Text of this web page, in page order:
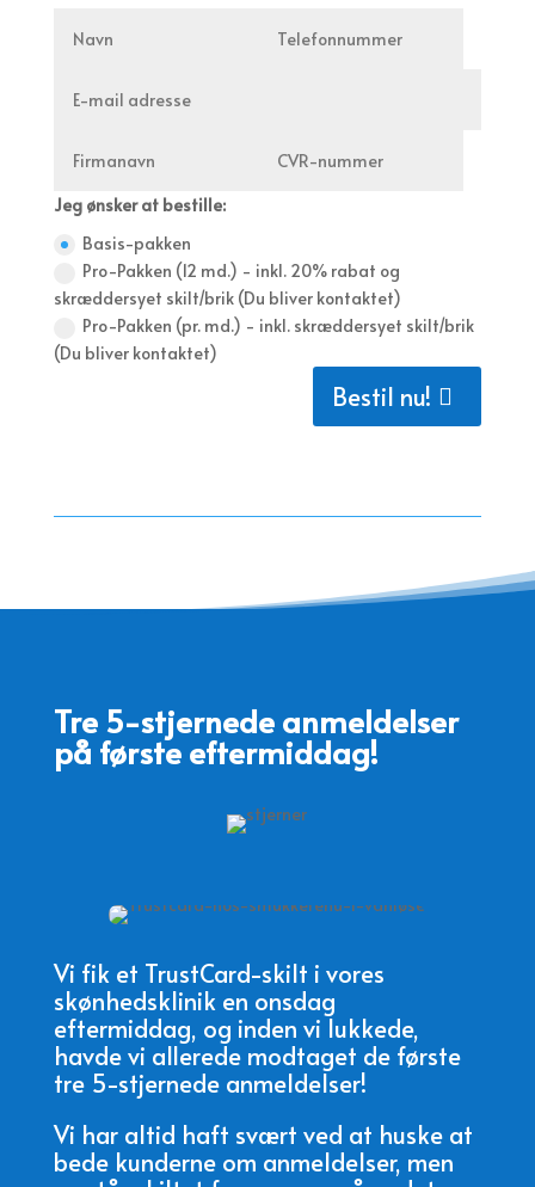
Jeg ønsker at bestille:
Basis-pakken
Pro-Pakken (12 md.) - inkl. 20% rabat og
skræddersyet skilt/brik (Du bliver kontaktet)
Pro-Pakken (pr. md.) - inkl. skræddersyet skilt/brik
(Du bliver kontaktet)
Bestil nu!
Tre 5-stjernede anmeldelser
på første eftermiddag!
Vi fik et TrustCard-skilt i vores
skønhedsklinik en onsdag
eftermiddag, og inden vi lukkede,
havde vi allerede modtaget de første
tre 5-stjernede anmeldelser!
Vi har altid haft svært ved at huske at
bede kunderne om anmeldelser, men